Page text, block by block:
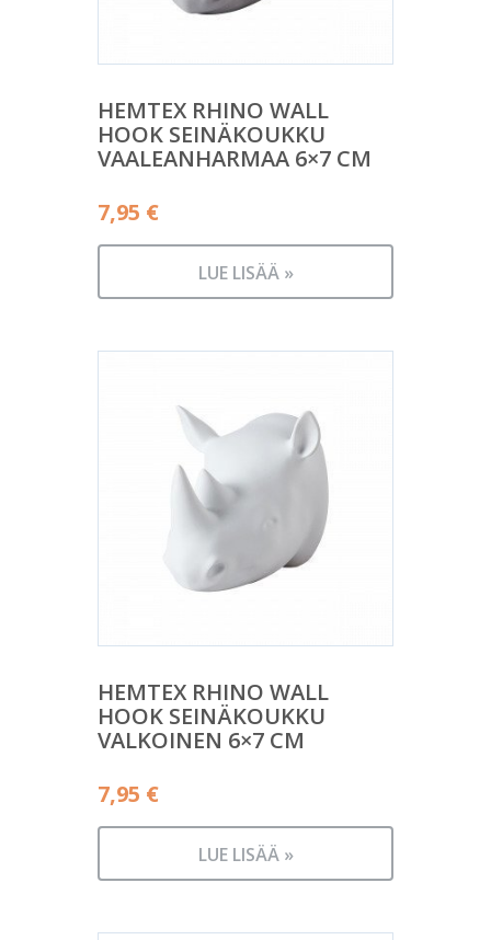
HEMTEX RHINO WALL
HOOK SEINÄKOUKKU
VAALEANHARMAA 6×7 CM
7,95 €
LUE LISÄÄ »
HEMTEX RHINO WALL
HOOK SEINÄKOUKKU
VALKOINEN 6×7 CM
7,95 €
LUE LISÄÄ »